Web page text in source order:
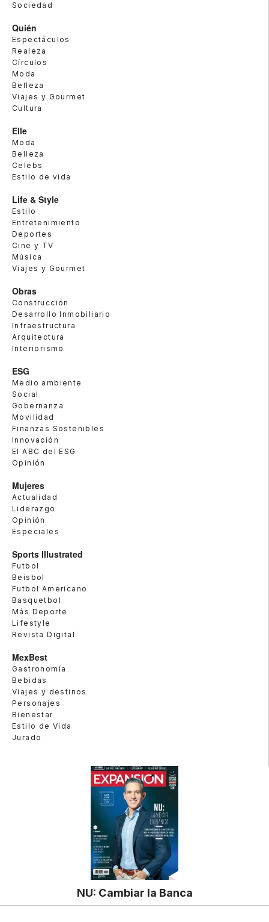
Sociedad
Quién
Espectáculos
Realeza
Círculos
Moda
Belleza
Viajes y Gourmet
Cultura
Elle
Moda
Belleza
Celebs
Estilo de vida
Life & Style
Estilo
Entretenimiento
Deportes
Cine y TV
Música
Viajes y Gourmet
Obras
Construcción
Desarrollo Inmobiliario
Infraestructura
Arquitectura
Interiorismo
ESG
Medio ambiente
Social
Gobernanza
Movilidad
Finanzas Sostenibles
Innovación
El ABC del ESG
Opinión
Mujeres
Actualidad
Liderazgo
Opinión
Especiales
Sports Illustrated
Futbol
Beisbol
Futbol Americano
Basquetbol
Más Deporte
Lifestyle
Revista Digital
MexBest
Gastronomía
Bebidas
Viajes y destinos
Personajes
Bienestar
Estilo de Vida
Jurado
NU: Cambiar la Banca